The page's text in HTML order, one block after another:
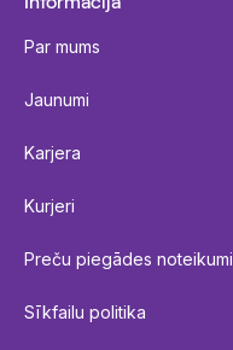
Par mums
Jaunumi
Karjera
Kurjeri
Preču piegādes noteikumi
Sīkfailu politika